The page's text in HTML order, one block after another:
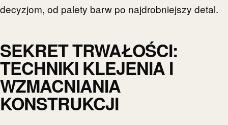
decyzjom, od palety barw po najdrobniejszy detal.
SEKRET TRWAŁOŚCI:
TECHNIKI KLEJENIA I
WZMACNIANIA
KONSTRUKCJI